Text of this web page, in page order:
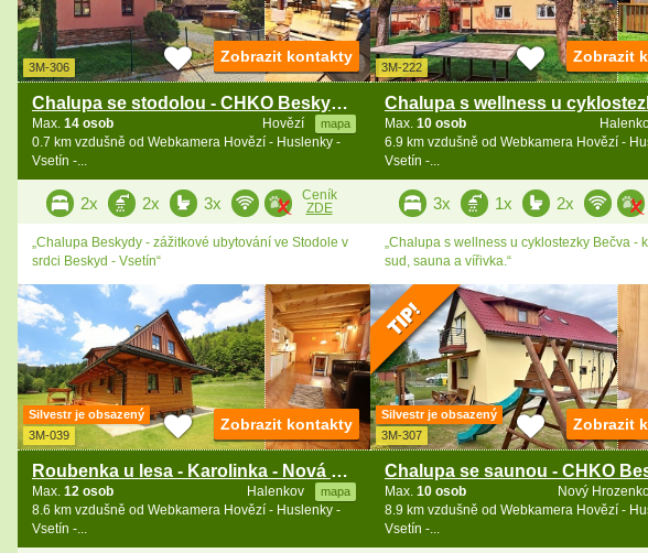
3M-306
Chalupa se stodolou - CHKO Beskydy - Vsetínsko
Hovězí mapa
Max. 14 osob
0.7 km vzdušně od Webkamera Hovězí - Huslenky -
Vsetín -...
Zobrazit kontakty
2x 2x 3x
Ceník
ZDE
„Chalupa Beskydy - zážitkové ubytování ve Stodole v
srdci Beskyd - Vsetín“
3M-222
Max. 10 osob
6.9 km vzdušně od Webkamera Hovězí -
Vsetín -...
Zobrazit
3x 1x 2x
„Chalupa s wellness u cyklostezky Bečva -
sud, sauna a vířivka.“
Silvestr je obsazený
3M-039
Roubenka u lesa - Karolinka - Nová Hrozenkov
Halenkov mapa
Max. 12 osob
8.6 km vzdušně od Webkamera Hovězí - Huslenky -
Vsetín -...
Zobrazit kontakty
Silvestr je obsazený
3M-307
Nový
Max. 10 osob
8.9 km vzdušně od Webkamera Hovězí -
Vsetín -...
Zobrazit